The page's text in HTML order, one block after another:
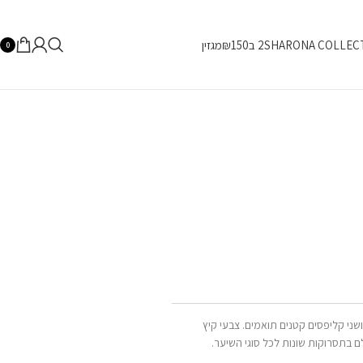
SHARONA2 ב₪150 מגזין 0
קליפסים קטנים תואמים. צבעי קיץ
שונות לכל סוגי השיער.